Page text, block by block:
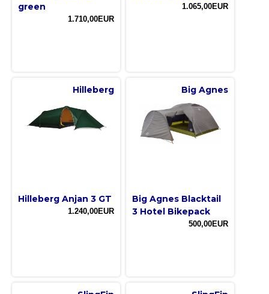
green
1.710,00EUR
1.065,00EUR
Hilleberg
Hilleberg Anjan 3 GT
1.240,00EUR
Big Agnes
Big Agnes Blacktail
3 Hotel Bikepack
500,00EUR